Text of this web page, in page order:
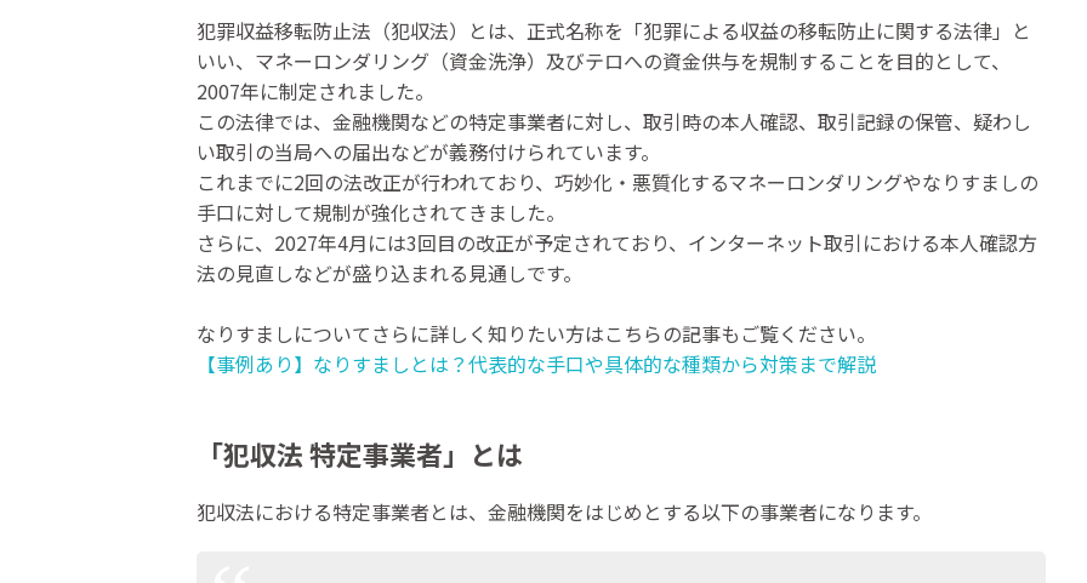
犯罪収益移転防止法（犯収法）とは、正式名称を「犯罪による収益の移転防止に関する法律」と
いい、マネーロンダリング（資金洗浄）及びテロへの資金供与を規制することを目的として、
2007年に制定されました。
この法律では、金融機関などの特定事業者に対し、取引時の本人確認、取引記録の保管、疑わし
い取引の当局への届出などが義務付けられています。
これまでに2回の法改正が行われており、巧妙化・悪質化するマネーロンダリングやなりすましの
手口に対して規制が強化されてきました。
さらに、2027年4月には3回目の改正が予定されており、インターネット取引における本人確認方
法の見直しなどが盛り込まれる見通しです。
なりすましについてさらに詳しく知りたい方はこちらの記事もご覧ください。
【事例あり】なりすましとは？代表的な手口や具体的な種類から対策まで解説
「犯収法 特定事業者」とは
犯収法における特定事業者とは、金融機関をはじめとする以下の事業者になります。